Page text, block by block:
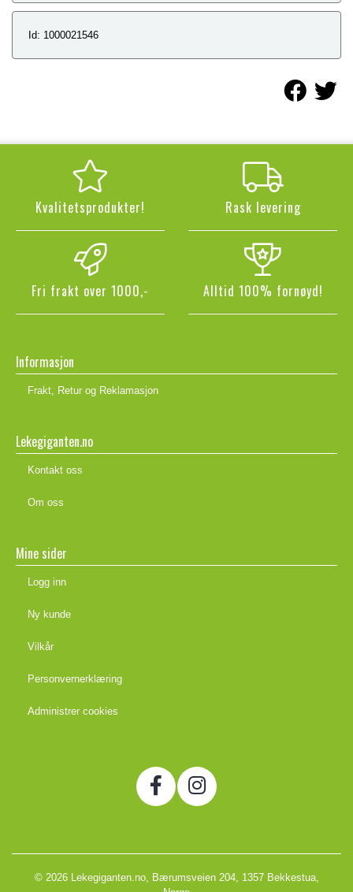
Id: 1000021546
Kvalitetsprodukter! Rask levering
Fri frakt over 1000,- Alltid 100% fornøyd!
Informasjon
Frakt, Retur og Reklamasjon
Lekegiganten.no
Kontakt oss
Om oss
Mine sider
Logg inn
Ny kunde
Vilkår
Personvernerklæring
Administrer cookies
© 2026 Lekegiganten.no, Bærumsveien 204, 1357 Bekkestua,